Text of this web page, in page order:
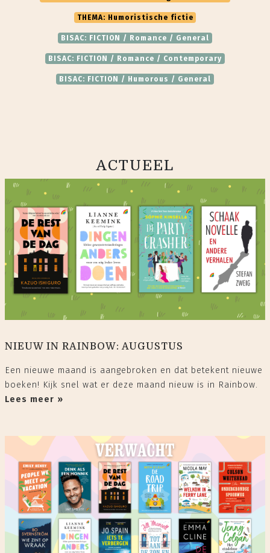
THEMA: Humoristische fictie
BISAC: FICTION / Romance / General
BISAC: FICTION / Romance / Contemporary
BISAC: FICTION / Humorous / General
ACTUEEL
NIEUW IN RAINBOW: AUGUSTUS
Een nieuwe maand is aangebroken en dat betekent nieuwe
boeken! Kijk snel wat er deze maand nieuw is in Rainbow.
Lees meer »